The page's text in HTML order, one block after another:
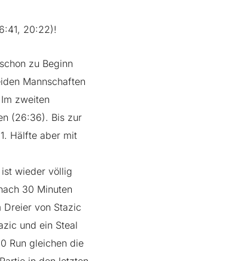
20:22)!
zu Beginn
Mannschaften
zweiten
(26:36). Bis zur
Hälfte aber mit
wieder völlig
30 Minuten
Dreier von Stazic
und ein Steal
Run gleichen die